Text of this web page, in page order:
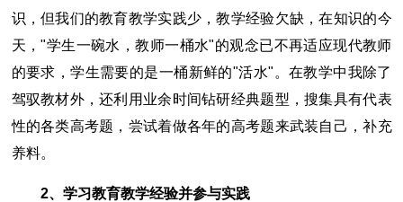
识，但我们的教育教学实践少，教学经验欠缺，在知识的今
天，"学生一碗水，教师一桶水"的观念已不再适应现代教师
的要求，学生需要的是一桶新鲜的"活水"。在教学中我除了
驾驭教材外，还利用业余时间钻研经典题型，搜集具有代表
性的各类高考题，尝试着做各年的高考题来武装自己，补充
养料。
2、学习教育教学经验并参与实践